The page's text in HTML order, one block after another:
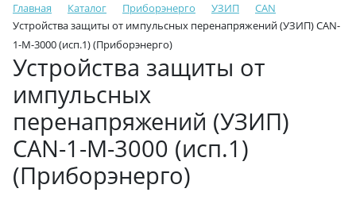
Главная Каталог Приборэнерго УЗИП
CAN
Устройства защиты от импульсных перенапряжений (УЗИП) CAN-
1-M-3000 (исп.1) (Приборэнерго)
Устройства защиты от
импульсных
перенапряжений (УЗИП)
CAN-1-M-3000 (исп.1)
(Приборэнерго)